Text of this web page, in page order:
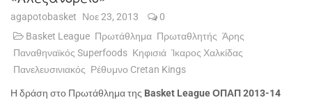
agapotobasket Νοε 23, 2013
0
Basket League Πρωτάθλημα Πρωταθλητής Άρης
Παναθηναϊκός Superfoods Κηφισιά Ίκαρος Χαλκίδας
Πανελευσινιακός Ρέθυμνο Cretan Kings
Η δράση στο Πρωτάθλημα της Basket League ΟΠΑΠ 2013-14